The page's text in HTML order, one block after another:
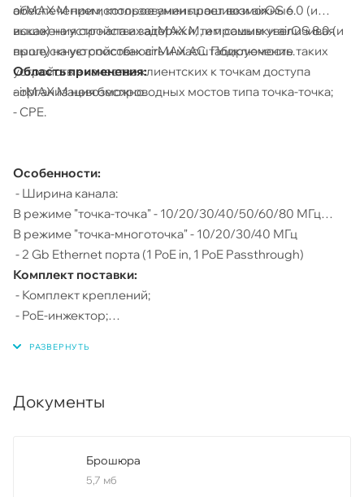
обеспечением, которое уменьшает возможные
искажения сигнала и задержки, тем самым увеличивая
пропускную способность и масштабируемость.
airMAX M при использовании прошивки airOS 6.0 (и
выше) на устройствах airMAX M, и прошивки airOS 8.0 (и
выше) на устройствах airMAX AC. Подключение таких
устройств в качестве клиентских к точкам доступа
airMAX M невозможно.
Область применения:
- организация беспроводных мостов типа точка-точка;
- CPE.
Особенности:
- Ширина канала:
В режиме "точка-точка" - 10/20/30/40/50/60/80 МГц
В режиме "точка-многоточка" - 10/20/30/40 МГц
- 2 Gb Ethernet порта (1 PoE in, 1 PoE Passthrough)
Комплект поставки:
- Комплект креплений;
- PoE-инжектор;
- Краткое руководство пользователя.
Документы
Брошюра
5,7 мб